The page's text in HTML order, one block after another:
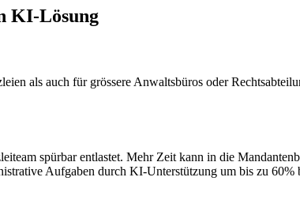
KI-Lösung
als auch für grössere Anwaltsbüros oder
spürbar entlastet. Mehr Zeit kann in die
Aufgaben durch KI-Unterstützung um bis zu 60%